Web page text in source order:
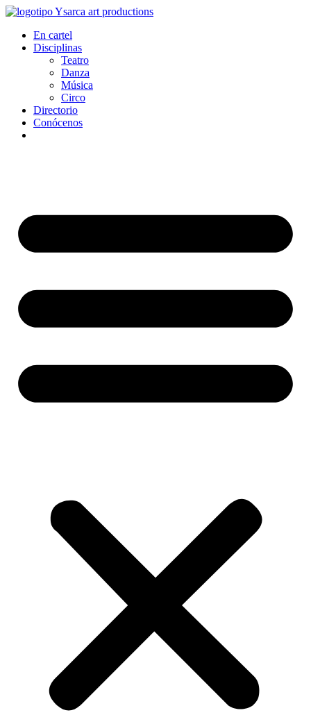
Ir
contenidoEn cartel
Disciplinas
Teatro
Danza
Música
Circo
Directorio
Conócenos